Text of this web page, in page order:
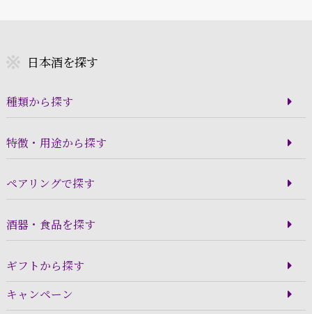
日本酒を探す
種類から探す
特徴・用途から探す
ペアリングで探す
酒器・食品を探す
ギフトから探す
キャンペーン